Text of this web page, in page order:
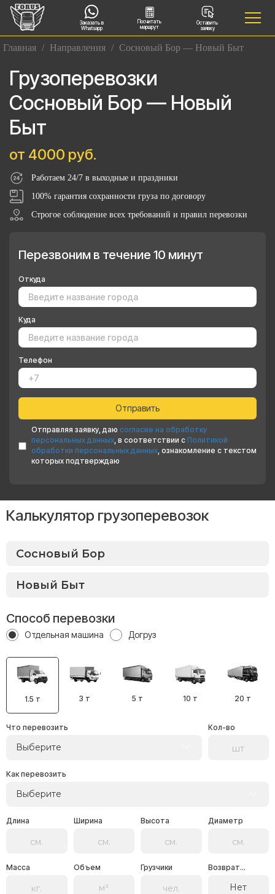
Заказать в
Whatsapp
Посчитать
маршрут
Оставить
заявку
Главная / Направления / Сосновый Бор — Новый Быт
Грузоперевозки
Сосновый Бор — Новый
Быт
от 4000 руб.
Работаем 24/7 в выходные и праздники
100% гарантия сохранности груза по договору
Строгое соблюдение всех требований и правил перевозки
Перезвоним в течение 10 минут
Откуда
Куда
Телефон
Отправляя заявку, даю согласие на обработку
персональных данных, в соответствии с Политикой
обработки персональных данных, ознакомление с текстом
которых подтверждаю
Калькулятор грузоперевозок
Способ перевозки
Отдельная машина Догруз
1.5 т 3 т 5 т 10 т 20 т
Что перевозить
Выберите
Кол-во
Как перевозить
Выберите
Длина Ширина Высота Диаметр
Масса Объем Грузчики Возврат...
Нет